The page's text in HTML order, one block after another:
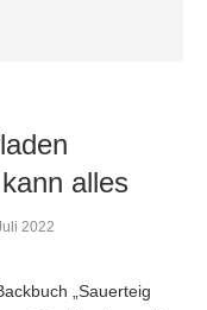
alles
2022
„Sauerteig